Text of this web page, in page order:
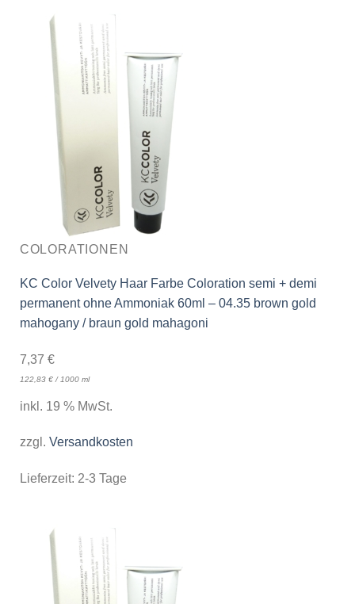
COLORATIONEN
KC Color Velvety Haar Farbe Coloration semi + demi
permanent ohne Ammoniak 60ml – 04.35 brown gold
mahogany / braun gold mahagoni
7,37 €
122,83 €/ 1000 ml
inkl. 19 % MwSt.
zzgl. Versandkosten
Lieferzeit: 2-3 Tage